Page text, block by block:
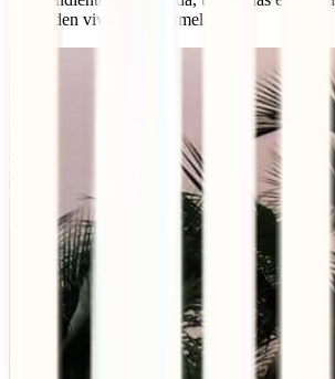
se pueden vivir en Cozumel.